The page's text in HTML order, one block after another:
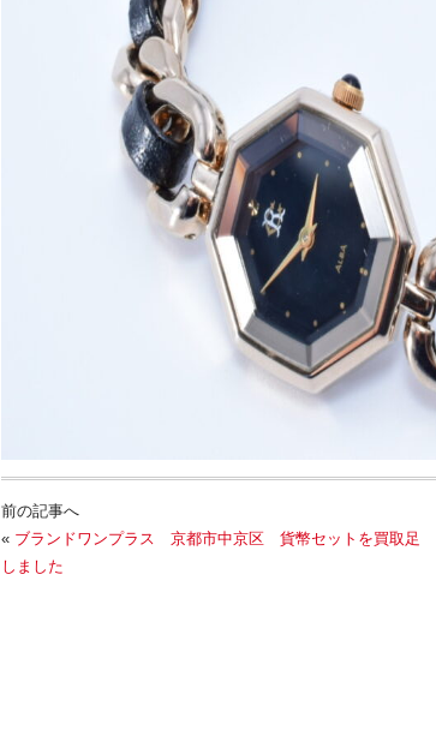
前の記事へ
« ブランドワンプラス 京都市中京区 貨幣セットを買取足
しました